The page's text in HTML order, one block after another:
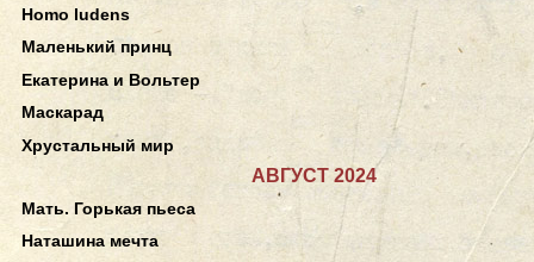
Homo ludens
Маленький принц
Екатерина и Вольтер
Маскарад
Хрустальный мир
АВГУСТ 2024
Мать. Горькая пьеса
Наташина мечта